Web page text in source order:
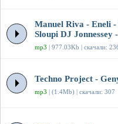
Manuel Riva - Eneli
Sloupi DJ Jonnessey
mp3 | 977.03Kb | скачали:
Techno Project -
mp3 | (1.4Mb) | скачали: 307